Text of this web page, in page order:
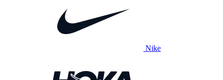
Nike